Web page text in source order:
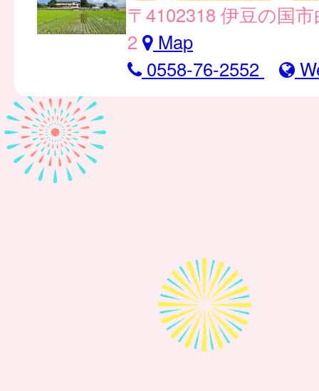
〒4102318 伊豆の国
2
Map
0558-76-2552